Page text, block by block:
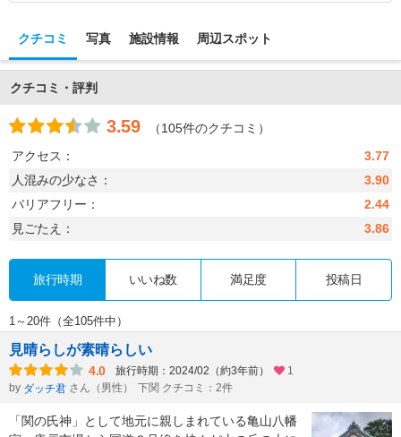
クチコミ 写真 施設情報 周辺スポット
クチコミ・評判
3.59
（105件のクチコミ）
アクセス：
3.77
人混みの少なさ：
3.90
バリアフリー：
2.44
見ごたえ：
3.86
旅行時期 いいね数 満足度 投稿日
1～20件（全105件中）
見晴らしが素晴らしい
4.0 旅行時期：2024/02（約3年前）
1
by ダッチ君 さん（男性） 下関 クチコミ：2件
「関の氏神」として地元に親しまれている亀山八幡